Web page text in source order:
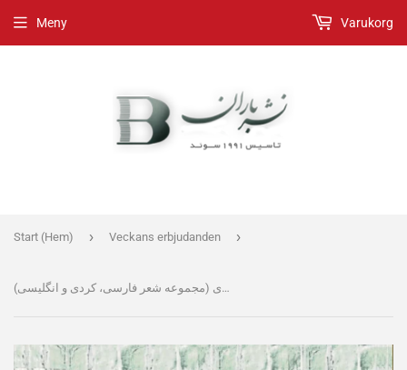
Meny Varukorg
Start (Hem) › Veckans erbjudanden ›
واریته‌هایی به زبان مادری (مجموعه شعر فارسی، کردی و انگلیسی)